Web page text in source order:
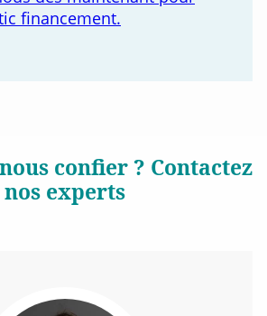
financement.
confier ? Contactez
nos experts